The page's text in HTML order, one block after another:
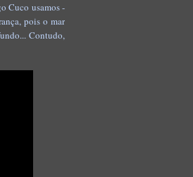
Cuco usamos -
pois o mar
Contudo,